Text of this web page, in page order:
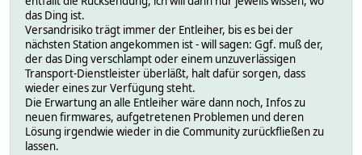
das Ding ist.
Versandrisiko trägt immer der Entleiher, bis es bei der
nächsten Station angekommen ist - will sagen: Ggf. muß der,
der das Ding verschlampt oder einem unzuverlässigen
Transport-Dienstleister überläßt, halt dafür sorgen, dass
wieder eines zur Verfügung steht.
Die Erwartung an alle Entleiher wäre dann noch, Infos zu
neuen firmwares, aufgetretenen Problemen und deren
Lösung irgendwie wieder in die Community zurückfließen zu
lassen.